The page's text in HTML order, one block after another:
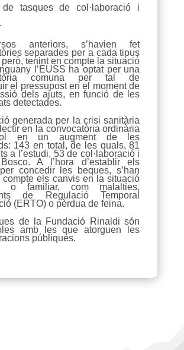
de tasques de col·laboració i
anteriors, s’havien fet
separades per a cada tipus
tenint en compte la situació
l’EUSS ha optat per una
comuna per tal de
el pressupost en el moment de
dels ajuts, en funció de les
detectades.
generada per la crisi sanitària
en la convocatòria ordinària
en un augment de les
143 en total, de les quals, 81
a l’estudi, 53 de col·laboració i
A l’hora d’establir els
concedir les beques, s’han
compte els canvis en la situació
o familiar, com malalties,
de Regulació Temporal
(ERTO) o pèrdua de feina.
de la Fundació Rinaldi són
amb les que atorguen les
públiques.